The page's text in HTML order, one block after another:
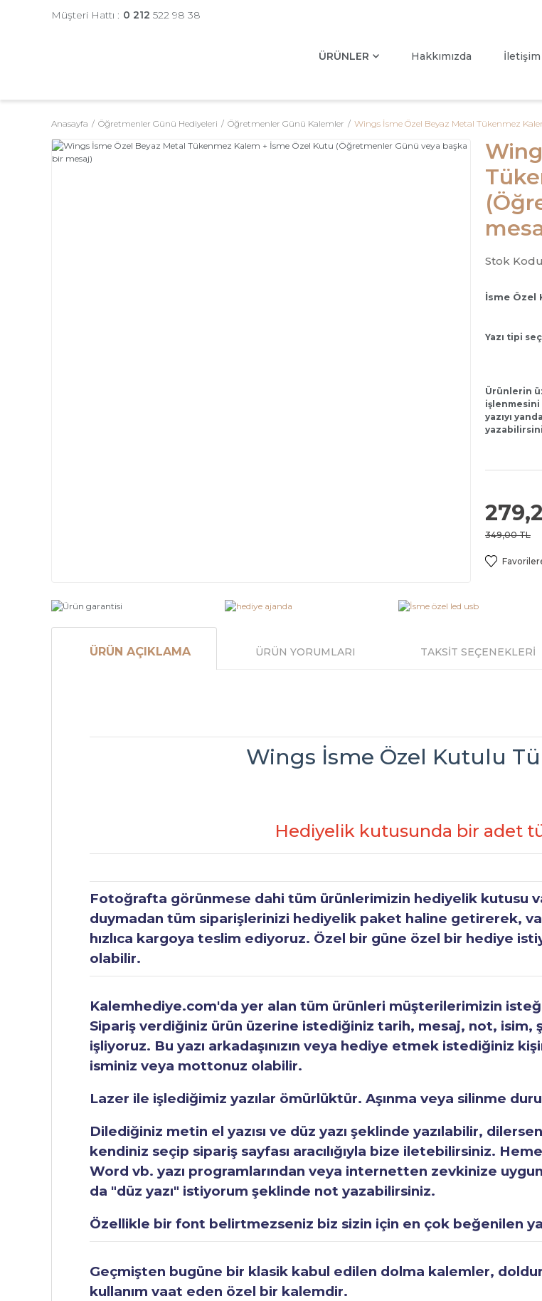
Müşteri Hattı : 0 212 522 98 38
ÜRÜNLER Hakkımızda İletişim
Anasayfa Öğretmenler Günü Hediyeleri Öğretmenler Günü Kalemler Wings İsme Özel Beyaz Metal Tükenmez
Stok
İsme Özel
Yazı tipi
Ürünlerin
yazıyı
349,00 TL
ÜRÜN AÇIKLAMA ÜRÜN YORUMLARI TAKSİT SEÇENEKLERİ
Wings İsme Özel Kutulu
Hediyelik kutusunda bir adet
Fotoğrafta görünmese dahi tüm ürünlerimizin hediyelik kutusu
duymadan tüm siparişlerinizi hediyelik paket haline getirerek,
hızlıca kargoya teslim ediyoruz. Özel bir güne özel bir hediye
olabilir.
Kalemhediye.com'da yer alan tüm ürünleri müşterilerimizin
Sipariş verdiğiniz ürün üzerine istediğiniz tarih, mesaj, not, isim,
işliyoruz. Bu yazı arkadaşınızın veya hediye etmek istediğiniz
isminiz veya mottonuz olabilir.
Lazer ile işlediğimiz yazılar ömürlüktür. Aşınma veya silinme
Dilediğiniz metin el yazısı ve düz yazı şeklinde yazılabilir,
kendiniz seçip sipariş sayfası aracılığıyla bize iletebilirsiniz.
Word vb. yazı programlarından veya internetten zevkinize
da "düz yazı" istiyorum şeklinde not yazabilirsiniz.
Özellikle bir font belirtmezseniz biz sizin için en çok beğenilen
Geçmişten bugüne bir klasik kabul edilen dolma kalemler,
kullanım vaat eden özel bir kalemdir.